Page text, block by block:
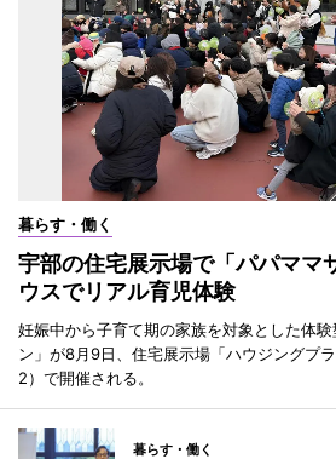
暮らす・働く
宇部の住宅展示場で「パパマ
ウスでリアル育児体験
妊娠中から子育て期の家族を対象とした体
ン」が8月9日、住宅展示場「ハウジングプ
2）で開催される。
暮らす・働く